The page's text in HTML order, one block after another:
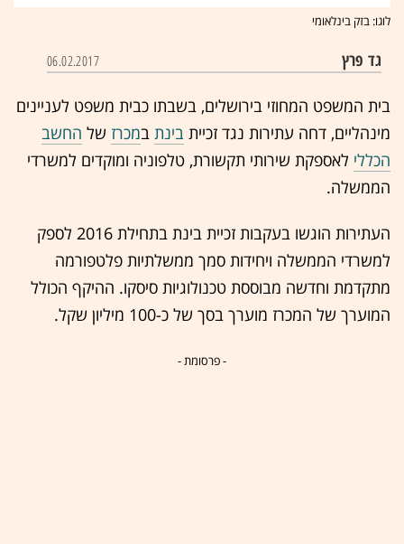
לוגו: בזק בינלאומי
גד פרץ 06.02.2017
בית המשפט המחוזי בירושלים, בשבתו כבית משפט לעניינים
מינהליים, דחה עתירות נגד זכיית בינת במכרז של החשב
הכללי לאספקת שירותי תקשורת, טלפוניה ומוקדים למשרדי
הממשלה.
העתירות הוגשו בעקבות זכיית בינת בתחילת 2016 לספק
למשרדי הממשלה ויחידות סמך ממשלתיות פלטפורמה
מתקדמת וחדשה מבוססת טכנולוגיות סיסקו. ההיקף הכולל
המוערך של המכרז מוערך בסך של כ-100 מיליון שקל.
- פרסומת -